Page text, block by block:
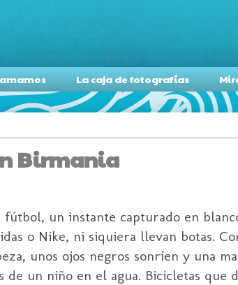
La caja de fotografías
Birmania
un instante capturado en
o Nike, ni siquiera llevan botas.
unos ojos negros sonríen y una
un niño en el agua. Bicicletas que